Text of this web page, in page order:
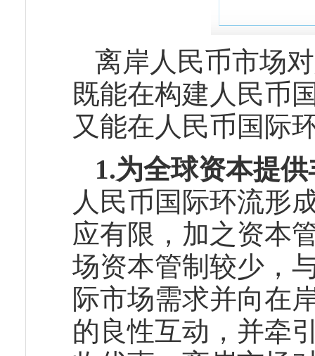
离岸人民币市场
既能在构建人民币
又能在人民币国际
1.为全球资本提
人民币国际环流形
应有限，加之资本
场资本管制较少，
际市场需求并向在
的良性互动，并牵